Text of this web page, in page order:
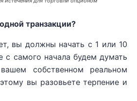
транзакции?
вы должны начать с 1 или 10
с самого начала будем думать
собственном реальном
вы разовьете терпение и